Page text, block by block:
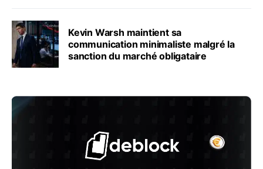
Kevin Warsh maintient sa
communication minimaliste malgré la
sanction du marché obligataire